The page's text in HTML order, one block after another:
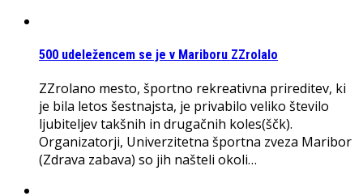
500 udeležencem se je v Mariboru ZZrolalo
ZZrolano mesto, športno rekreativna prireditev, ki
je bila letos šestnajsta, je privabilo veliko število
ljubiteljev takšnih in drugačnih koles(ščk).
Organizatorji, Univerzitetna športna zveza Maribor
(Zdrava zabava) so jih našteli okoli…